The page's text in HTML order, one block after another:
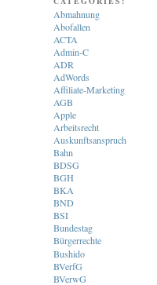
Abmahnung
Abofallen
ACTA
Admin-C
ADR
AdWords
Affiliate-Marketing
AGB
Apple
Arbeitsrecht
Auskunftsanspruch
Bahn
BDSG
BGH
BKA
BND
BSI
Bundestag
Bürgerrechte
Bushido
BVerfG
BVerwG